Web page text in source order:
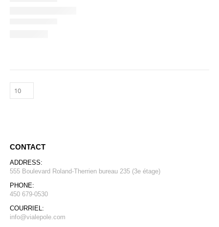
CONTACT
ADDRESS:
555 Boulevard Roland-Therrien bureau 235 (3e étage)
PHONE:
450 679-0530
COURRIEL:
info@vialepole.com